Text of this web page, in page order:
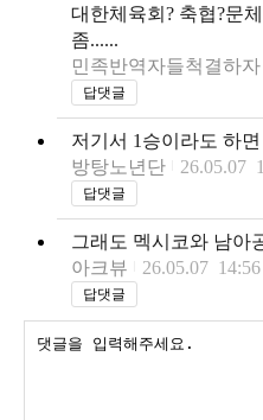
대한체육회? 축협?문
좀......
민족반역자들척결하자
답댓글
저기서 1승이라도 하
방탕노년단
26.05.07
답댓글
그래도 멕시코와 남아
아크뷰
26.05.07 14:56
답댓글